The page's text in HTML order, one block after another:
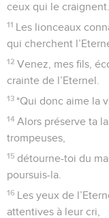
ceux qui le craignent.
11 Les lionceaux
qui cherchent
12 Venez, mes fils,
crainte de l’Eternel.
13 *Qui donc aime la
14 Alors préserve ta
trompeuses,
15 détourne-toi du
poursuis-la.
16 Les yeux de
attentives à leur cri,